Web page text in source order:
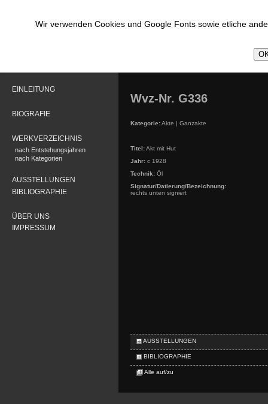
Wir verwenden Cookies und Google Fonts sowie etliche
EINLEITUNG
BIOGRAFIE
WERKVERZEICHNIS
nach Entstehungsjahren
nach Kategorien
AUSSTELLUNGEN
BIBLIOGRAPHIE
ÜBER UNS
IMPRESSUM
Wvz-Nr. G336
Kategorie:Akte | Ganzakte
Titel:Akt mit Hut
Jahr: c 1928
Technik: Öl
Signatur/Datierung/Bezeichnung:
rechts unten signiert
AUSSTELLUNGEN
BIBLIOGRAPHIE
Alle auf/zu